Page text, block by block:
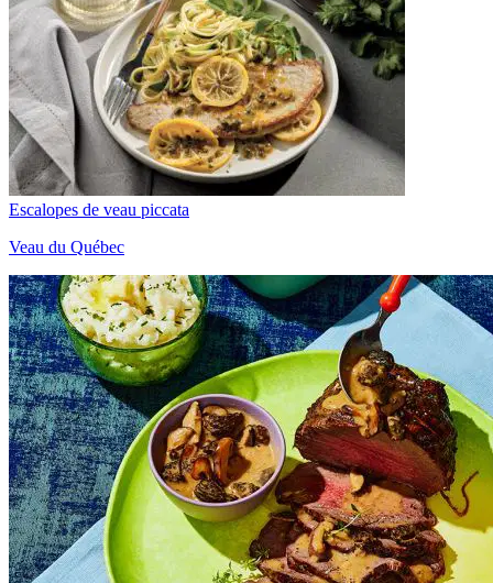
Escalopes de veau piccata
Veau du Québec